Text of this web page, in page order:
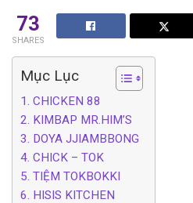
73
SHARES
Mục Lục
1. CHICKEN 88
2. KIMBAP MR.HIM’S
3. DOYA JJIAMBBONG
4. CHICK – TOK
5. TIỆM TOKBOKKI
6. HISIS KITCHEN